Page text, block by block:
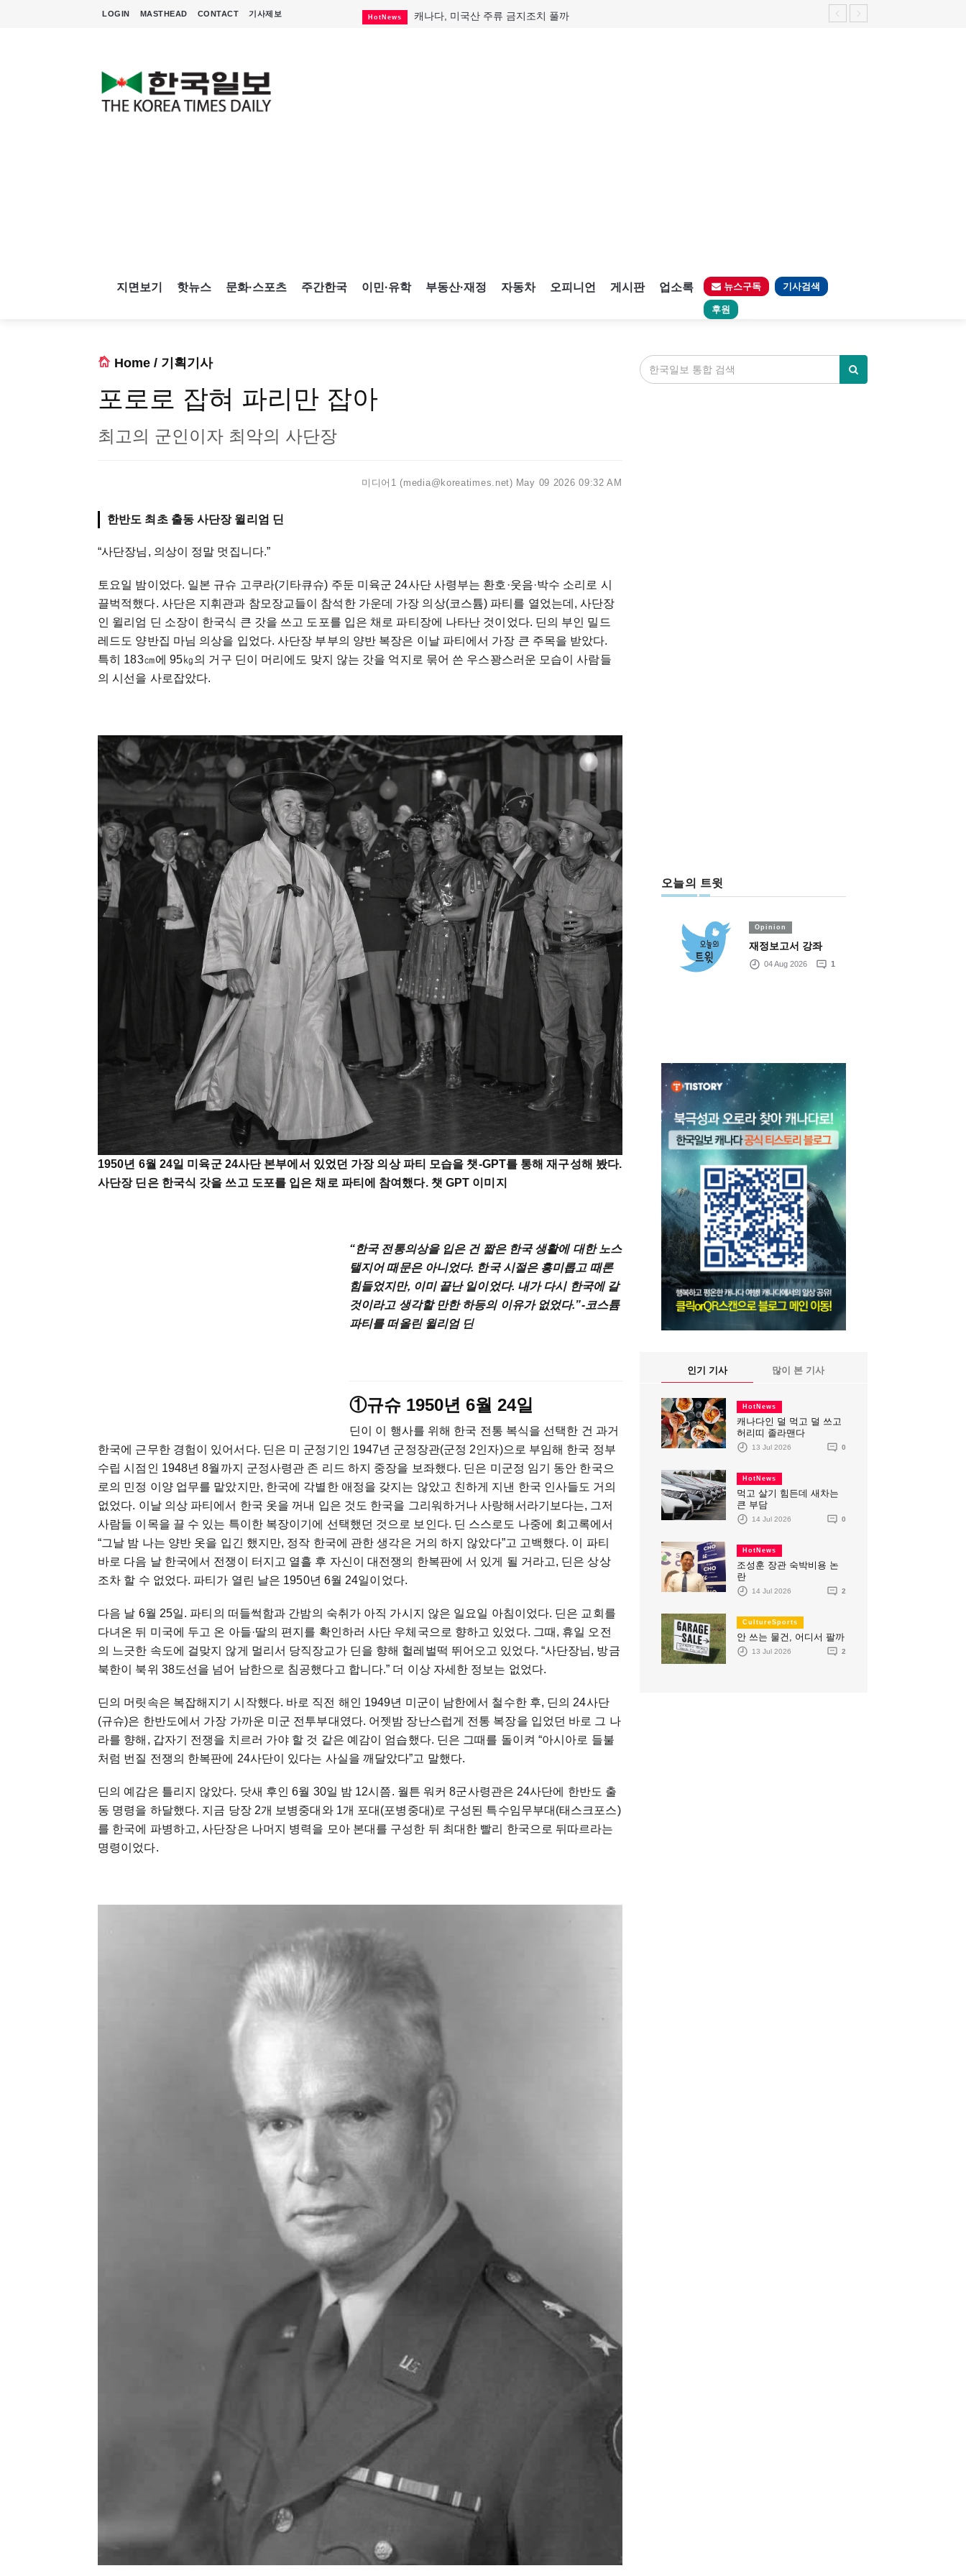
LOGIN MASTHEAD CONTACT 기사제보 HotNews 캐나다, 미국산 주류 금지조치 풀까
지면보기 핫뉴스 문화·스포츠 주간한국 이민·유학 부동산·재정 자동차 오피니언 게시판 업소록 뉴스구독 기사검색
후원
Home / 기획기사
포로로 잡혀 파리만 잡아
최고의 군인이자 최악의 사단장
미디어1 (media@koreatimes.net) May 09 2026 09:32 AM
한반도 최초 출동 사단장 윌리엄 딘
“사단장님, 의상이 정말 멋집니다.”
토요일 밤이었다. 일본 규슈 고쿠라(기타큐슈) 주둔 미육군 24사단 사령부는 환호·웃음·박수 소리로 시
끌벅적했다. 사단은 지휘관과 참모장교들이 참석한 가운데 가장 의상(코스튬) 파티를 열었는데, 사단장
인 윌리엄 딘 소장이 한국식 큰 갓을 쓰고 도포를 입은 채로 파티장에 나타난 것이었다. 딘의 부인 밀드
레드도 양반집 마님 의상을 입었다. 사단장 부부의 양반 복장은 이날 파티에서 가장 큰 주목을 받았다.
특히 183㎝에 95㎏의 거구 딘이 머리에도 맞지 않는 갓을 억지로 묶어 쓴 우스꽝스러운 모습이 사람들
의 시선을 사로잡았다.
1950년 6월 24일 미육군 24사단 본부에서 있었던 가장 의상 파티 모습을 챗-GPT를 통해 재구성해 봤다.
사단장 딘은 한국식 갓을 쓰고 도포를 입은 채로 파티에 참여했다. 챗 GPT 이미지
“한국 전통의상을 입은 건 짧은 한국 생활에 대한 노스
탤지어 때문은 아니었다. 한국 시절은 흥미롭고 때론
힘들었지만, 이미 끝난 일이었다. 내가 다시 한국에 갈
것이라고 생각할 만한 하등의 이유가 없었다.”-코스튬
파티를 떠올린 윌리엄 딘
①규슈 1950년 6월 24일
딘이 이 행사를 위해 한국 전통 복식을 선택한 건 과거
한국에 근무한 경험이 있어서다. 딘은 미 군정기인 1947년 군정장관(군정 2인자)으로 부임해 한국 정부
수립 시점인 1948년 8월까지 군정사령관 존 리드 하지 중장을 보좌했다. 딘은 미군정 임기 동안 한국으
로의 민정 이양 업무를 맡았지만, 한국에 각별한 애정을 갖지는 않았고 친하게 지낸 한국 인사들도 거의
없었다. 이날 의상 파티에서 한국 옷을 꺼내 입은 것도 한국을 그리워하거나 사랑해서라기보다는, 그저
사람들 이목을 끌 수 있는 특이한 복장이기에 선택했던 것으로 보인다. 딘 스스로도 나중에 회고록에서
“그날 밤 나는 양반 옷을 입긴 했지만, 정작 한국에 관한 생각은 거의 하지 않았다”고 고백했다. 이 파티
바로 다음 날 한국에서 전쟁이 터지고 열흘 후 자신이 대전쟁의 한복판에 서 있게 될 거라고, 딘은 상상
조차 할 수 없었다. 파티가 열린 날은 1950년 6월 24일이었다.
다음 날 6월 25일. 파티의 떠들썩함과 간밤의 숙취가 아직 가시지 않은 일요일 아침이었다. 딘은 교회를
다녀온 뒤 미국에 두고 온 아들·딸의 편지를 확인하러 사단 우체국으로 향하고 있었다. 그때, 휴일 오전
의 느긋한 속도에 걸맞지 않게 멀리서 당직장교가 딘을 향해 헐레벌떡 뛰어오고 있었다. “사단장님, 방금
북한이 북위 38도선을 넘어 남한으로 침공했다고 합니다.” 더 이상 자세한 정보는 없었다.
딘의 머릿속은 복잡해지기 시작했다. 바로 직전 해인 1949년 미군이 남한에서 철수한 후, 딘의 24사단
(규슈)은 한반도에서 가장 가까운 미군 전투부대였다. 어젯밤 장난스럽게 전통 복장을 입었던 바로 그 나
라를 향해, 갑자기 전쟁을 치르러 가야 할 것 같은 예감이 엄습했다. 딘은 그때를 돌이켜 “아시아로 들불
처럼 번질 전쟁의 한복판에 24사단이 있다는 사실을 깨달았다”고 말했다.
딘의 예감은 틀리지 않았다. 닷새 후인 6월 30일 밤 12시쯤. 월튼 워커 8군사령관은 24사단에 한반도 출
동 명령을 하달했다. 지금 당장 2개 보병중대와 1개 포대(포병중대)로 구성된 특수임무부대(태스크포스)
를 한국에 파병하고, 사단장은 나머지 병력을 모아 본대를 구성한 뒤 최대한 빨리 한국으로 뒤따르라는
명령이었다.
오늘의 트윗
Opinion
재정보고서 강좌
04 Aug 2026 1
인기 기사 많이 본 기사
HotNews
캐나다인 덜 먹고 덜 쓰고
허리띠 졸라맨다
13 Jul 2026 0
HotNews
먹고 살기 힘든데 새차는
큰 부담
14 Jul 2026 0
HotNews
조성훈 장관 숙박비용 논
란
14 Jul 2026 2
CultureSports
안 쓰는 물건, 어디서 팔까
13 Jul 2026 2